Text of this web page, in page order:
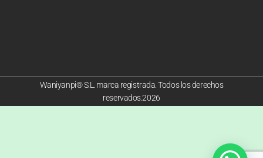
Waniyanpi® S.L. marca registrada. Todos los derechos
reservados.2026